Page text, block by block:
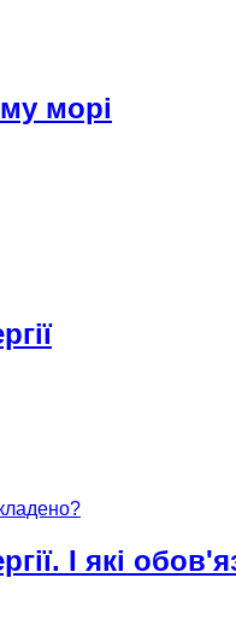
морі
І які